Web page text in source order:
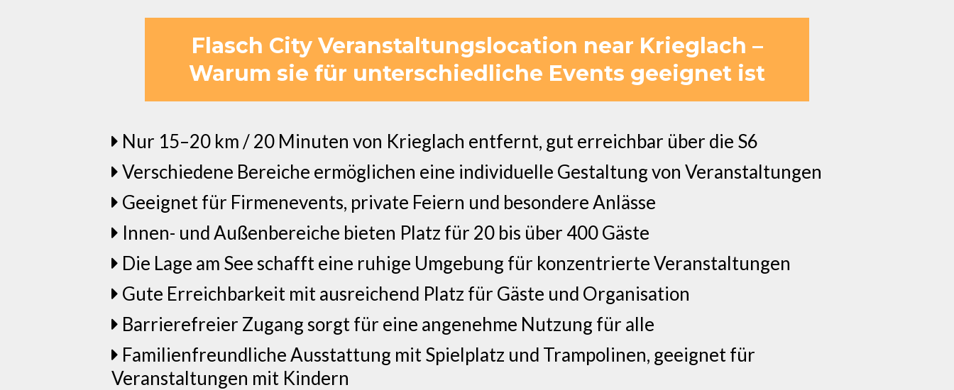
Flasch City Veranstaltungslocation near Krieglach –
Warum sie für unterschiedliche Events geeignet ist
Nur 15–20 km / 20 Minuten von Krieglach entfernt, gut erreichbar über die S6
Verschiedene Bereiche ermöglichen eine individuelle Gestaltung von Veranstaltungen
Geeignet für Firmenevents, private Feiern und besondere Anlässe
Innen- und Außenbereiche bieten Platz für 20 bis über 400 Gäste
Die Lage am See schafft eine ruhige Umgebung für konzentrierte Veranstaltungen
Gute Erreichbarkeit mit ausreichend Platz für Gäste und Organisation
Barrierefreier Zugang sorgt für eine angenehme Nutzung für alle
Familienfreundliche Ausstattung mit Spielplatz und Trampolinen, geeignet für
Veranstaltungen mit Kindern